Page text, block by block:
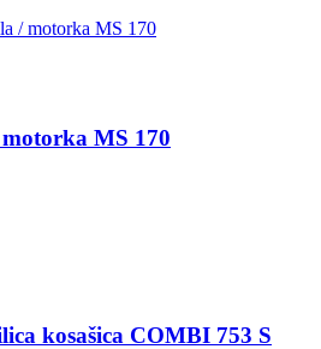
MS 170
kosašica COMBI 753 S